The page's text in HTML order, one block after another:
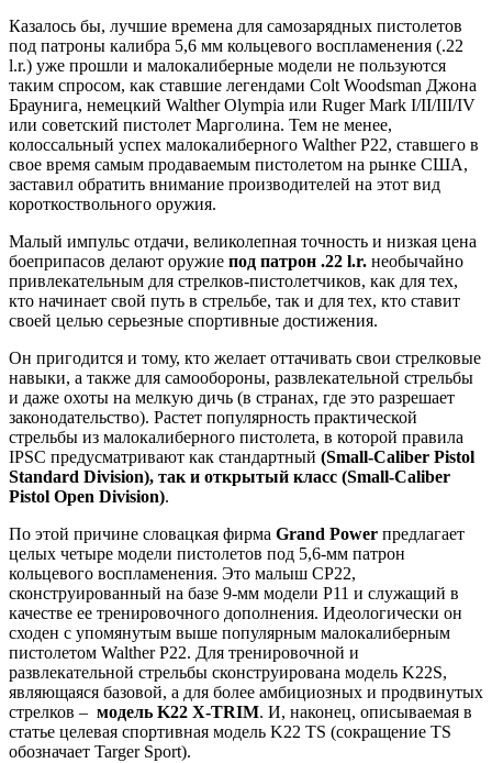
Казалось бы, лучшие времена для самозарядных пистолетов
под патроны калибра 5,6 мм кольцевого воспламенения (.22
l.r.) уже прошли и малокалиберные модели не пользуются
таким спросом, как ставшие легендами Colt Woodsman Джона
Браунига, немецкий Walther Olympia или Ruger Mark I/II/III/IV
или советский пистолет Марголина. Тем не менее,
колоссальный успех малокалиберного Walther P22, ставшего в
свое время самым продаваемым пистолетом на рынке США,
заставил обратить внимание производителей на этот вид
короткоствольного оружия.
Малый импульс отдачи, великолепная точность и низкая цена
боеприпасов делают оружие под патрон .22 l.r. необычайно
привлекательным для стрелков-пистолетчиков, как для тех,
кто начинает свой путь в стрельбе, так и для тех, кто ставит
своей целью серьезные спортивные достижения.
Он пригодится и тому, кто желает оттачивать свои стрелковые
навыки, а также для самообороны, развлекательной стрельбы
и даже охоты на мелкую дичь (в странах, где это разрешает
законодательство). Растет популярность практической
стрельбы из малокалиберного пистолета, в которой правила
IPSC предусматривают как стандартный (Small-Caliber Pistol
Standard Division), так и открытый класс (Small-Caliber
Pistol Open Division).
По этой причине словацкая фирма Grand Power предлагает
целых четыре модели пистолетов под 5,6-мм патрон
кольцевого воспламенения. Это малыш CP22,
сконструированный на базе 9-мм модели P11 и служащий в
качестве ее тренировочного дополнения. Идеологически он
сходен с упомянутым выше популярным малокалиберным
пистолетом Walther P22. Для тренировочной и
развлекательной стрельбы сконструирована модель K22S,
являющаяся базовой, а для более амбициозных и продвинутых
стрелков – модель K22 X-TRIM. И, наконец, описываемая в
статье целевая спортивная модель K22 TS (сокращение TS
обозначает Targer Sport).